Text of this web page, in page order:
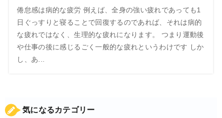
倦怠感は病的な疲労 例えば、全身の強い疲れであっても1
日ぐっすりと寝ることで回復するのであれば、それは病的
な疲れではなく、生理的な疲れになります。 つまり運動後
や仕事の後に感じるごく一般的な疲れというわけです しか
し、あ...
気になるカテゴリー